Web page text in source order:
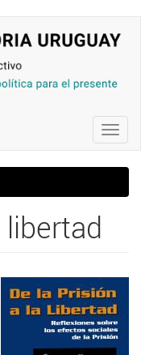
libertad